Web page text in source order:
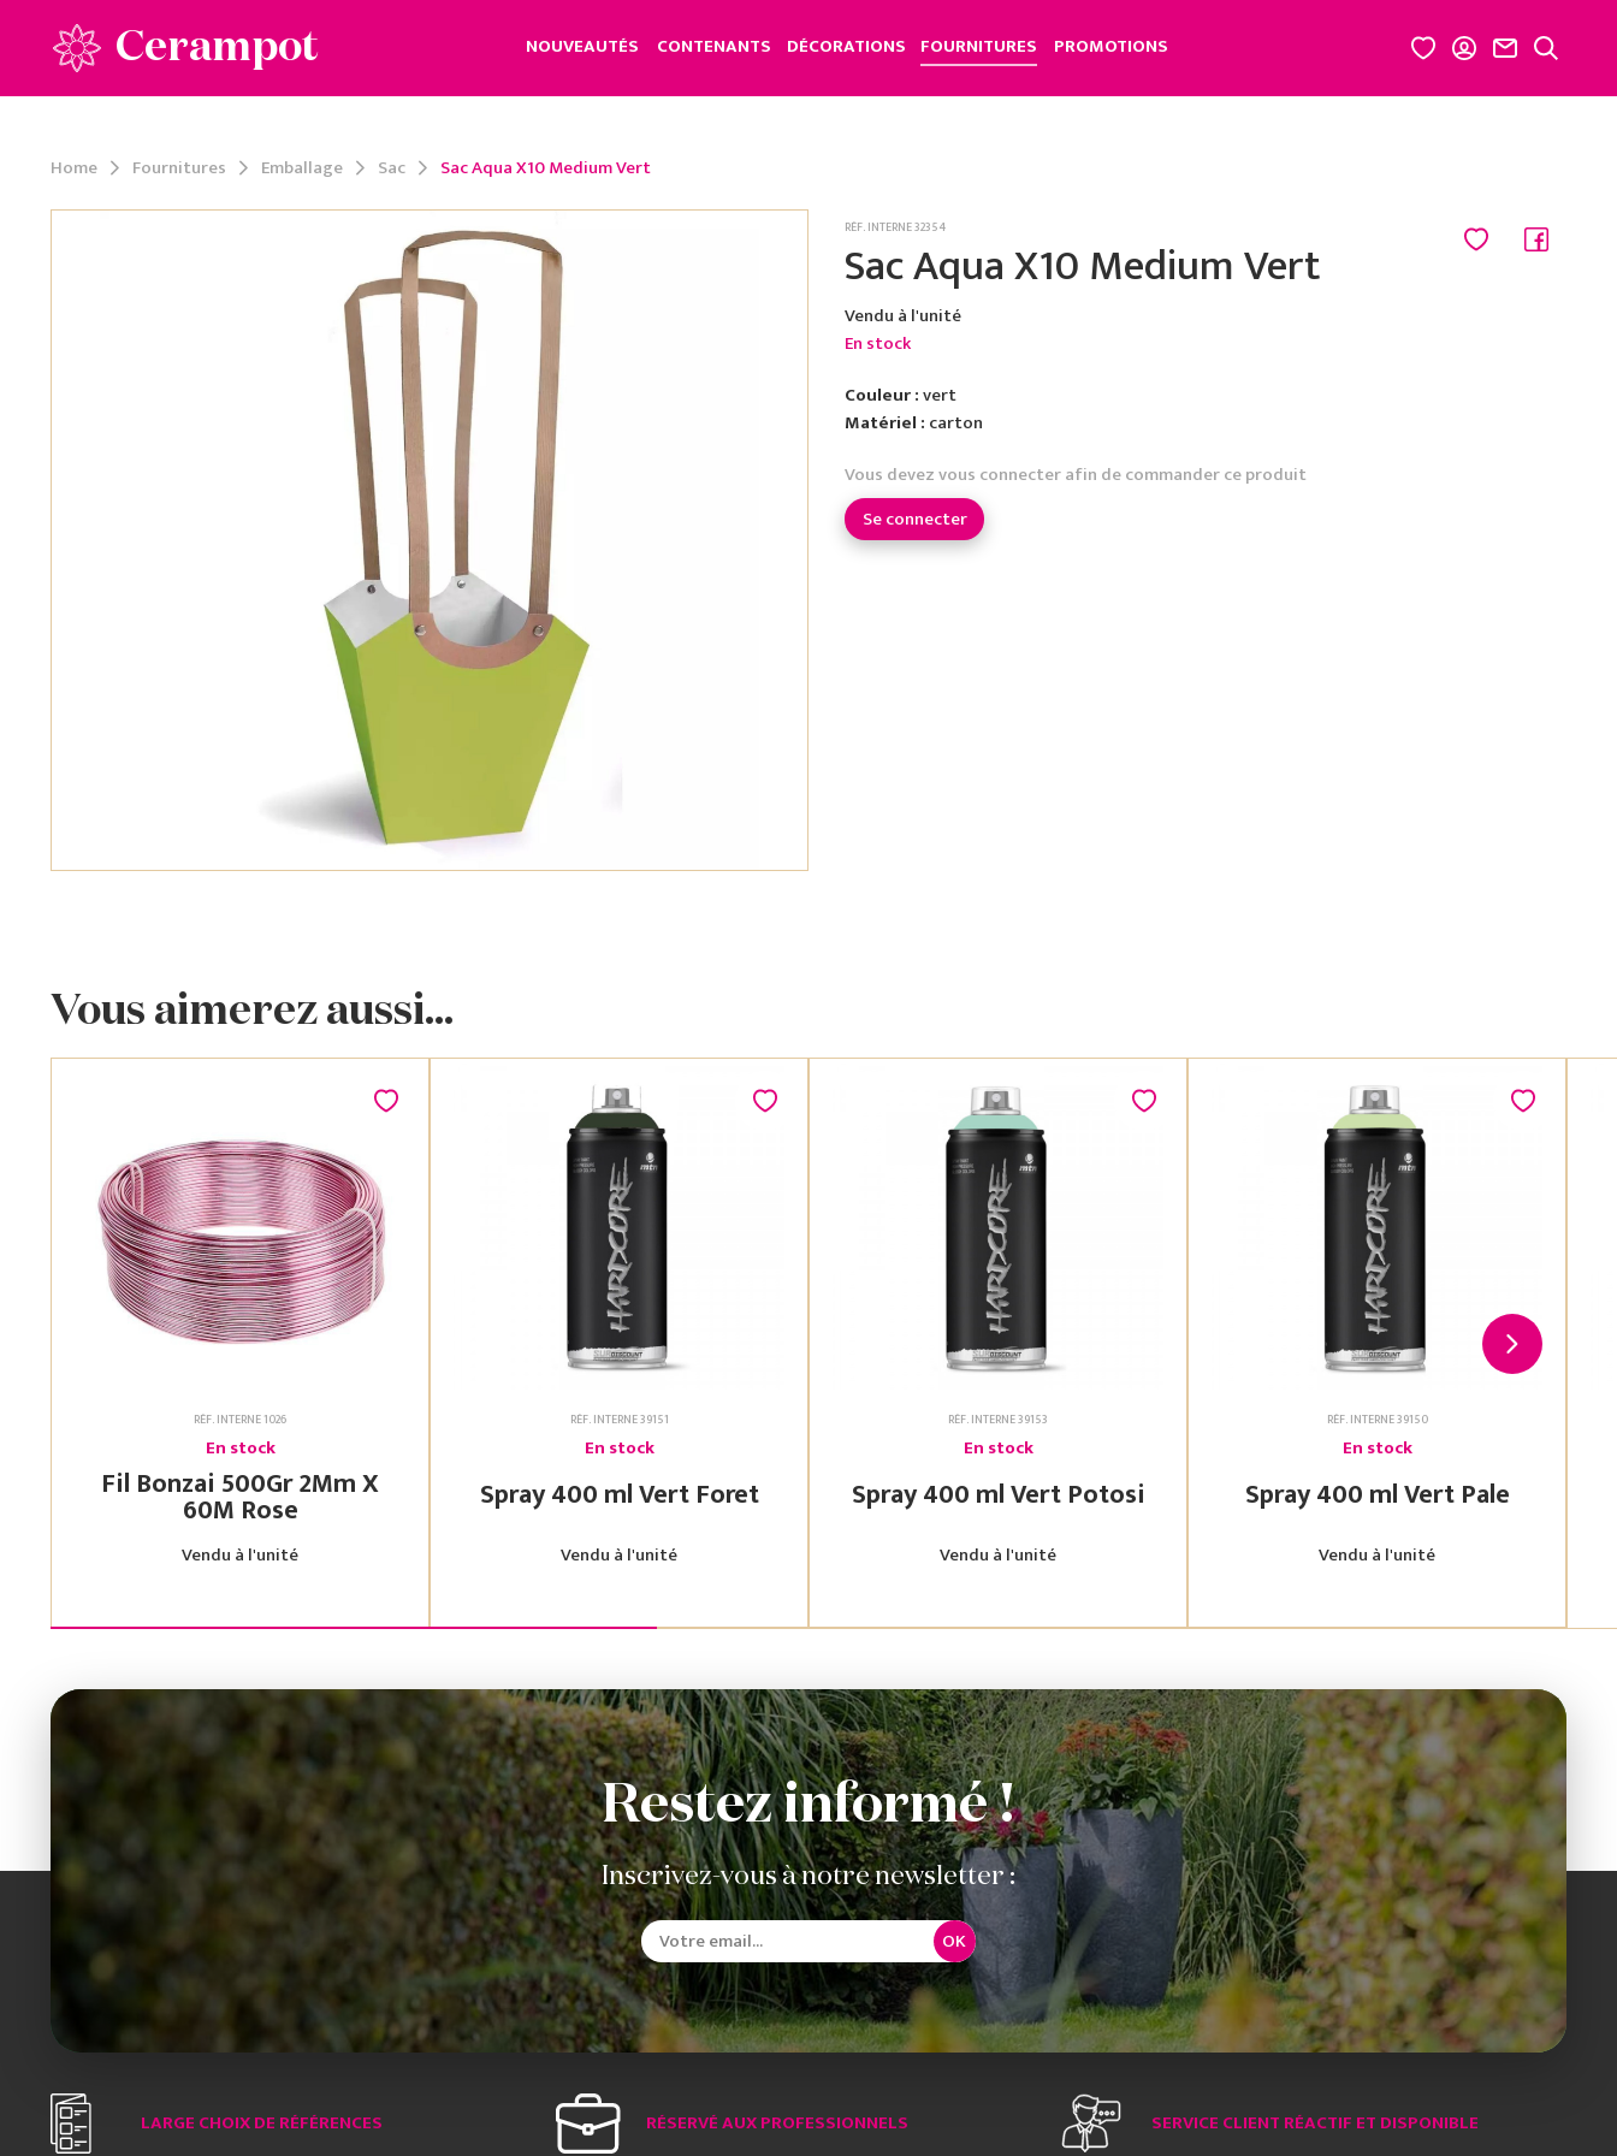
Cerampot NOUVEAUTÉS CONTENANTS DÉCORATIONS FOURNITURES PROMOTIONS
Home Fournitures Emballage Sac Sac Aqua X10 Medium Vert
RÉF. INTERNE 32354
Sac Aqua X10 Medium Vert
Vendu à l'unité
En stock
Couleur :vert
Matériel : carton
Vous devez vous connecter afin de commander ce produit
Se connecter
Vous aimerez aussi...
RÉF. INTERNE 1026
En stock
Fil Bonzai 500Gr 2Mm X
60M Rose
Vendu à l'unité
RÉF. INTERNE 39151
En stock
Spray 400 ml Vert Foret
Vendu à l'unité
RÉF. INTERNE 39153
En stock
Spray 400 ml Vert Potosi
Vendu à l'unité
RÉF. INTERNE 39150
En stock
Spray 400 ml Vert Pale
Vendu à l'unité
Restez informé !
Inscrivez-vous à notre newsletter :
OK
LARGE CHOIX DE RÉFÉRENCES RÉSERVÉ AUX PROFESSIONNELS SERVICE CLIENT RÉACTIF ET DISPONIBLE